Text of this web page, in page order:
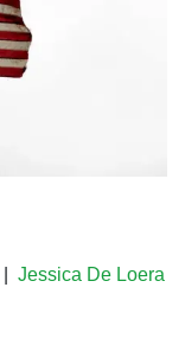
Jessica De Loera